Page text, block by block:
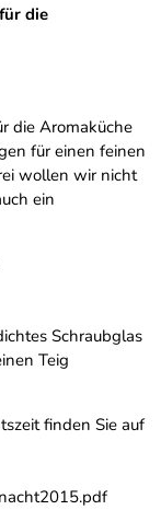
die
die Aromaküche
für einen feinen
wollen wir nicht
ein
Schraubglas
Teig
finden Sie auf